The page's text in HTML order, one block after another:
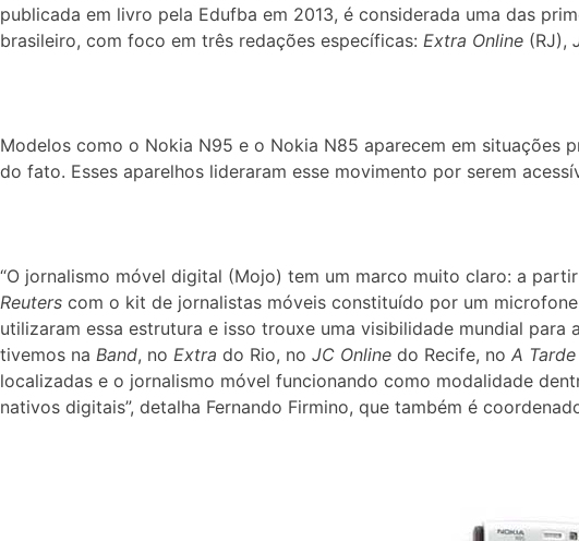
publicada em livro pela Edufba em 2013, é considerada uma das
brasileiro, com foco em três redações específicas: Extra Online (RJ),
Modelos como o Nokia N95 e o Nokia N85 aparecem em situações
do fato. Esses aparelhos lideraram esse movimento por serem
“O jornalismo móvel digital (Mojo) tem um marco muito claro: a
Reuters com o kit de jornalistas móveis constituído por um
utilizaram essa estrutura e isso trouxe uma visibilidade mundial para
tivemos na Band, no Extra do Rio, no JC Online do Recife, no A Tarde
localizadas e o jornalismo móvel funcionando como modalidade
nativos digitais”, detalha Fernando Firmino, que também é